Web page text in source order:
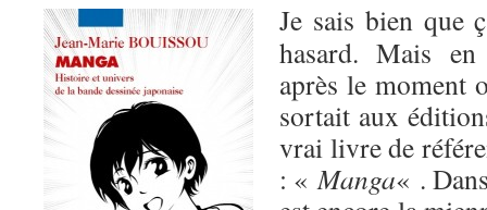
Je sais bien que
hasard. Mais
après le moment
sortait aux
vrai livre de
: «Manga« .